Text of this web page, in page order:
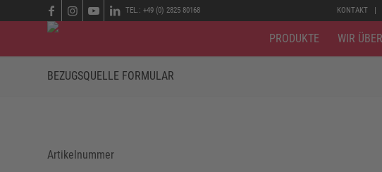
KONTAKT
TEL.: +49 (0) 2825 80168
PRODUKTE WIR
BEZUGSQUELLE FORMULAR
Artikelnummer